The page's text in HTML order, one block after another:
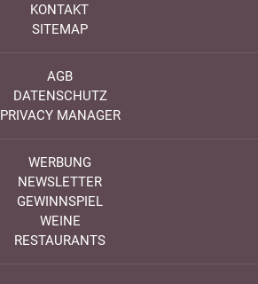
KONTAKT
SITEMAP
AGB
DATENSCHUTZ
PRIVACY MANAGER
WERBUNG
NEWSLETTER
GEWINNSPIEL
WEINE
RESTAURANTS